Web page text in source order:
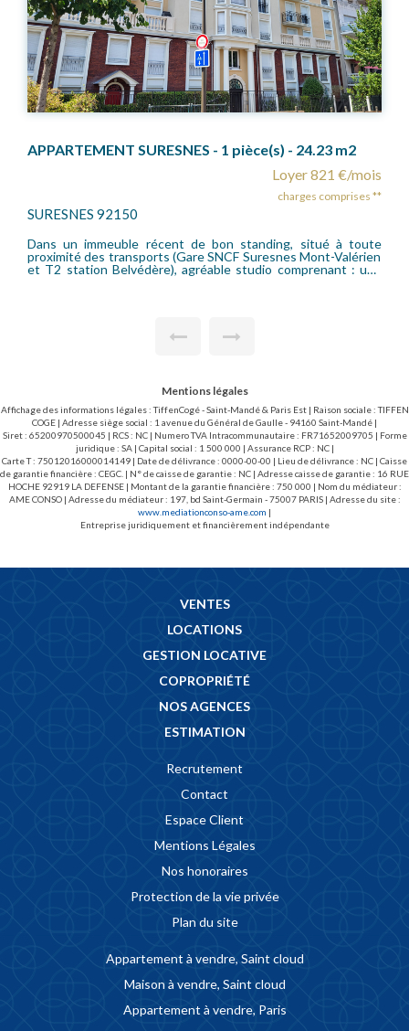
m2
à toute
Valérien
: une
Loyer 1 238 €/
charges
GARCHES 92380
Bel appartement de 47,44 m² Habitables (63.01 m² au
situé en plein coeur du centre ville (mairie) et proche
gare SNCF (accès La Défense/St Lazare). Comprenant
l'état des lieux d'entrée).
Mentions légales
Affichage des informations légales : TiffenCogé - Saint-Mandé & Paris Est | Raison sociale : TIFFEN
COGE | Adresse siège social : 1 avenue du Général de Gaulle - 94160 Saint-Mandé |
Siret : 65200970500045 | RCS : NC | Numero TVA Intracommunautaire : FR71652009705 | Forme
juridique : SA | Capital social : 1 500 000 | Assurance RCP : NC |
Carte T : 75012016000014149 | Date de délivrance : 0000-00-00 | Lieu de délivrance : NC | Caisse
de garantie financière : CEGC. | N° de caisse de garantie : NC | Adresse caisse de garantie : 16 RUE
HOCHE 92919 LA DEFENSE | Montant de la garantie financière : 750 000 | Nom du médiateur :
AME CONSO | Adresse du médiateur : 197, bd Saint-Germain - 75007 PARIS | Adresse du site :
www.mediationconso-ame.com |
Entreprise juridiquement et financièrement indépendante
VENTES
LOCATIONS
GESTION LOCATIVE
COPROPRIÉTÉ
NOS AGENCES
ESTIMATION
Recrutement
Contact
Espace Client
Mentions Légales
Nos honoraires
Protection de la vie privée
Plan du site
Appartement à vendre, Saint cloud
Maison à vendre, Saint cloud
Appartement à vendre, Paris